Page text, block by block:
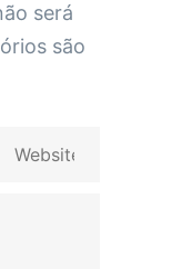
será
são